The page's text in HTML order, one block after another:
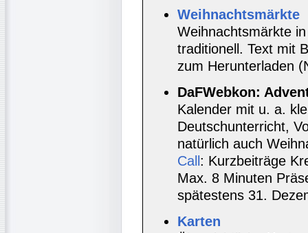
Weihnachtsmärkte
Weihnachtsmärkte
traditionell. Text mit
zum Herunterladen
DaFWebkon:
Kalender mit u. a.
Deutschunterricht,
natürlich auch
Call : Kurzbeiträge
Max. 8 Minuten
spätestens 31.
Karten